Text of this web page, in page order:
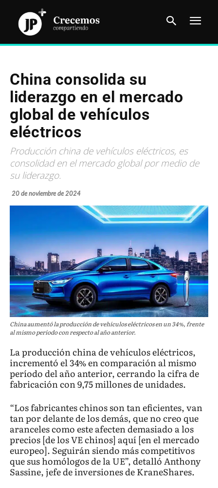
China consolida su
liderazgo en el mercado
global de vehículos
eléctricos
Producción china de vehículos eléctricos, es
consolidad en el mercado global por medio de
su liderazgo.
20 de noviembre de 2024
China aumentó la producción de vehículos eléctricos en un 34%, frente
al mismo período con respecto al año anterior.
La producción china de vehículos eléctricos,
incrementó el 34% en comparación al mismo
período del año anterior, cerrando la cifra de
fabricación con 9,75 millones de unidades.
“Los fabricantes chinos son tan eficientes, van
tan por delante de los demás, que no creo que
aranceles como este afecten demasiado a los
precios [de los VE chinos] aquí [en el mercado
europeo]. Seguirán siendo más competitivos
que sus homólogos de la UE”, detalló Anthony
Sassine, jefe de inversiones de KraneShares.